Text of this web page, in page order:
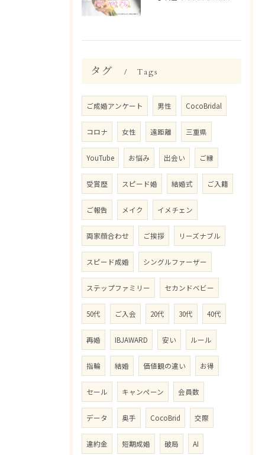
タグ Tags
ご成婚アンケート 男性 CocoBridal
コロナ 女性 遠距離 三重県
YouTube お悩み 出会い ご縁
受賞歴 スピード婚 結婚式 ご入籍
ご報告 メイク イメチェン
両家顔合わせ ご挨拶 リーズナブル
スピード成婚 シングルファーザー
ステップファミリー セカンドベビー
50代 ご入会 20代 30代 40代
再婚 IBJAWARD 安い ルール
指輪 結婚 価値観の違い お得
セール キャンペーン 会員数
データ 奥手 CocoBrid 交際
違約金 短期成婚 破局 AI